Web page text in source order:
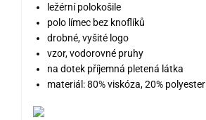
ležérní polokošile
polo límec bez knoflíků
drobné, vyšité logo
vzor, ​​vodorovné pruhy
na dotek příjemná pletená látka
materiál: 80% viskóza, 20% polyester